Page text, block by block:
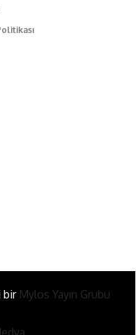
No3/A Kadıköy İstanbul
bir Mylos Yayın Grubu